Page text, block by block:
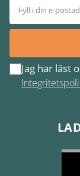
Jag har läst